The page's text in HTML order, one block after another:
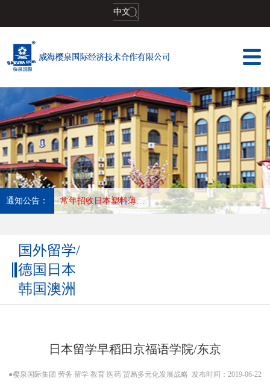
中文 |
通知公告： 常年招收日本纸箱制造工种,长年优秀会社，收入好,待遇高 工作地:兵库县
国外留学/
德国日本
韩国澳洲
日本留学早稻田京福语学院/东京
​●樱泉国际集团 劳务 留学 教育 医药 贸易多元化发展战略 发布时间：2019-06-22